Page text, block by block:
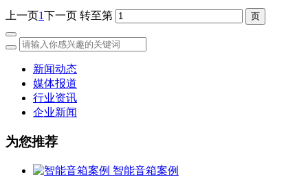
上一页1下一页 转至第
新闻动态
媒体报道
行业资讯
企业新闻
为您推荐
智能音箱案例